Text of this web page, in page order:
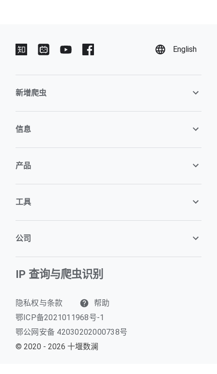
English
新增爬虫
信息
产品
工具
公司
IP 查询与爬虫识别
隐私权与条款
帮助
鄂ICP备2021011968号-1
鄂公网安备 42030202000738号
© 2020 - 2026 十堰数澜